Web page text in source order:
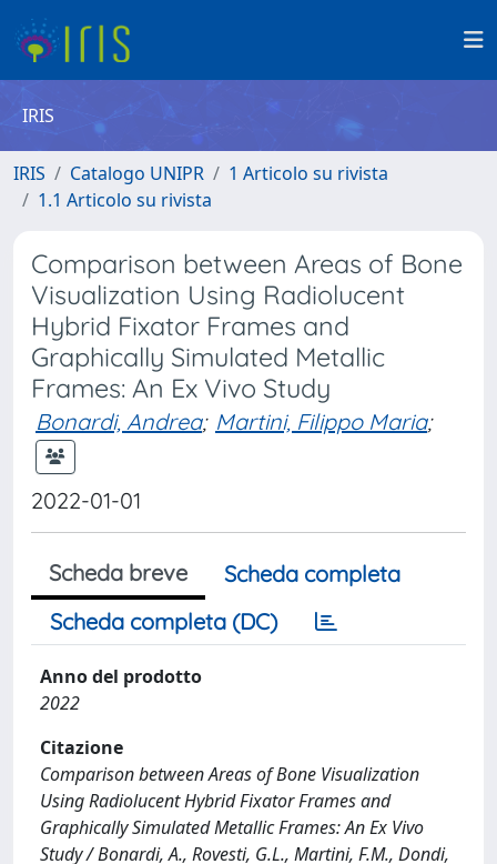
IRIS
IRIS Catalogo UNIPR
1 Articolo su rivista
1.1 Articolo su rivista
Comparison between Areas of Bone
Visualization Using Radiolucent
Hybrid Fixator Frames and
Graphically Simulated Metallic
Frames: An Ex Vivo Study
Bonardi, Andrea; Martini, Filippo Maria;
2022-01-01
Scheda breve
Scheda completa
Scheda completa (DC)
Anno del prodotto
2022
Citazione
Comparison between Areas of Bone Visualization
Using Radiolucent Hybrid Fixator Frames and
Graphically Simulated Metallic Frames: An Ex Vivo
Study / Bonardi, A., Rovesti, G.L., Martini, F.M., Dondi,